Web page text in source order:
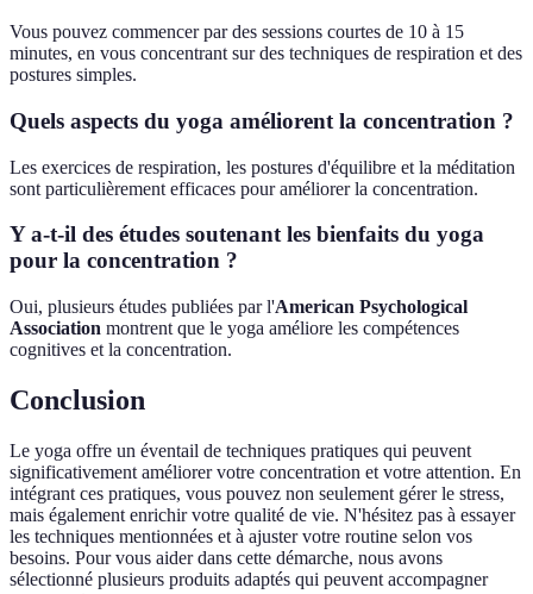
Vous pouvez commencer par des sessions courtes de 10 à 15
minutes, en vous concentrant sur des techniques de respiration et des
postures simples.
Quels aspects du yoga améliorent la concentration ?
Les exercices de respiration, les postures d'équilibre et la méditation
sont particulièrement efficaces pour améliorer la concentration.
Y a-t-il des études soutenant les bienfaits du yoga
pour la concentration ?
Oui, plusieurs études publiées par l'American Psychological
Association montrent que le yoga améliore les compétences
cognitives et la concentration.
Conclusion
Le yoga offre un éventail de techniques pratiques qui peuvent
significativement améliorer votre concentration et votre attention. En
intégrant ces pratiques, vous pouvez non seulement gérer le stress,
mais également enrichir votre qualité de vie. N'hésitez pas à essayer
les techniques mentionnées et à ajuster votre routine selon vos
besoins. Pour vous aider dans cette démarche, nous avons
sélectionné plusieurs produits adaptés qui peuvent accompagner